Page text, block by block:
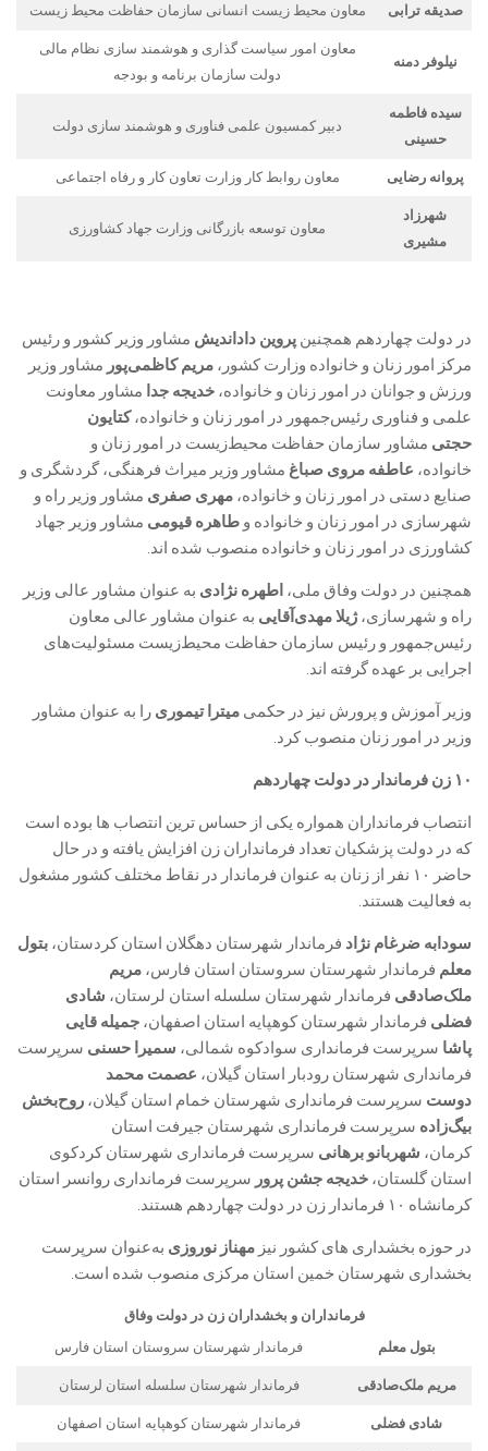
صدیقه ترابی معاون محیط زیست انسانی سازمان حفاظت محیط زیست
نیلوفر دمنه
معاون امور سیاست گذاری و هوشمند سازی نظام مالی
دولت سازمان برنامه و بودجه
سیده فاطمه
حسینی
دبیر کمسیون علمی فناوری و هوشمند سازی دولت
پروانه رضایی معاون روابط کار وزارت تعاون کار و رفاه اجتماعی
شهرزاد
مشیری
معاون توسعه بازرگانی وزارت جهاد کشاورزی
در دولت چهاردهم همچنین پروین داداندیش مشاور وزیر کشور و رئیس
مرکز امور زنان و خانواده وزارت کشور، مریم کاظمی‌پور مشاور وزیر
ورزش و جوانان در امور زنان و خانواده، خدیجه جدا مشاور معاونت
علمی و فناوری رئیس‌جمهور در امور زنان و خانواده،کتایون
حجتی مشاور سازمان حفاظت محیط‌زیست در امور زنان و
خانواده، عاطفه مروی صباغ مشاور وزیر میراث فرهنگی، گردشگری و
صنایع دستی در امور زنان و خانواده، مهری صفری مشاور وزیر راه و
شهرسازی در امور زنان و خانواده و طاهره قیومی مشاور وزیر جهاد
کشاورزی در امور زنان و خانواده منصوب شده اند.
همچنین در دولت وفاق ملی، اطهره نژادی به عنوان مشاور عالی وزیر
راه و شهرسازی،ژیلا مهدی‌آقایی به عنوان مشاور عالی معاون
رئیس‌جمهور و رئیس سازمان حفاظت محیط‌زیست مسئولیت‌های
اجرایی بر عهده گرفته اند.
وزیر آموزش و پرورش نیز در حکمی میترا تیموری را به عنوان مشاور
وزیر در امور زنان منصوب کرد.
۱۰ زن فرماندار در دولت چهاردهم
انتصاب فرمانداران همواره یکی از حساس ترین انتصاب ها بوده است
که در دولت پزشکیان تعداد فرمانداران زن افزایش یافته و در حال
حاضر ۱۰ نفر از زنان به عنوان فرماندار در نقاط مختلف کشور مشغول
به فعالیت هستند.
سودابه ضرغام نژاد فرماندار شهرستان دهگلان استان‌ کردستان، بتول
معلم فرماندار شهرستان سروستان استان فارس، مریم‌
ملک‌صادقی فرماندار شهرستان‌ سلسله استان لرستان، شادی
فضلی فرماندار شهرستان کوهپایه استان اصفهان، جمیله قایی
پاشا سرپرست فرمانداری سوادکوه شمالی، سمیرا حسنی سرپرست
فرمانداری شهرستان رودبار استان‌ گیلان، عصمت محمد
دوست سرپرست فرمانداری شهرستان خمام استان گیلان، روح‌بخش
بیگ‌زاده سرپرست فرمانداری شهرستان جیرفت استان
کرمان، شهربانو برهانی سرپرست فرمانداری شهرستان کردکوی
استان گلستان، خدیجه جشن پرور سرپرست فرمانداری روانسر استان
کرمانشاه ۱۰ فرماندار زن در دولت چهاردهم هستند.
در حوزه‌ بخشداری های کشور نیز مهناز نوروزی به‌عنوان سرپرست
بخشداری شهرستان خمین استان مرکزی منصوب شده است.
فرمانداران و بخشداران زن در دولت وفاق
بتول معلم
فرماندار شهرستان سروستان استان فارس
مریم‌ ملک‌صادقی فرماندار شهرستان‌ سلسله استان لرستان
شادی فضلی فرماندار شهرستان کوهپایه استان اصفهان